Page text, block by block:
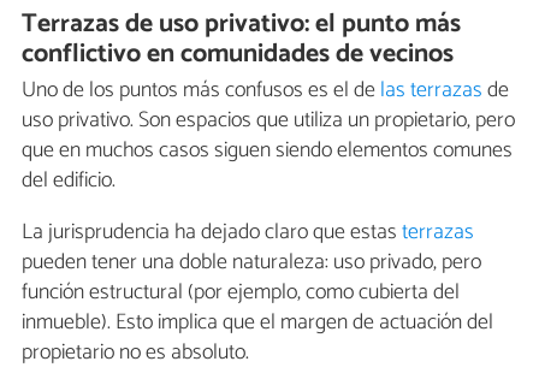
Terrazas de uso privativo: el punto más
conflictivo en comunidades de vecinos
Uno de los puntos más confusos es el delas terrazasde
uso privativo. Son espacios que utiliza un propietario, pero
que en muchos casos siguen siendo elementos comunes
del edificio.
La jurisprudencia ha dejado claro que estasterrazas
pueden tener una doble naturaleza: uso privado, pero
función estructural (por ejemplo, como cubierta del
inmueble). Esto implica que el margen de actuación del
propietario no es absoluto.